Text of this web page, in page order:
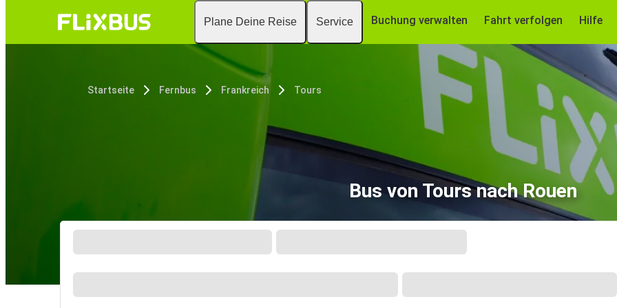
Plane Deine Reise Service Buchung verwalten Fahrt verfolgen Hilfe
Startseite Fernbus Frankreich Tours
Bus von Tours nach Rouen